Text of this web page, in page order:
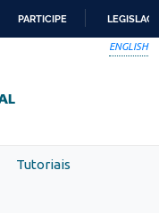
PARTICIPE
ENGLISH
Tutoriais